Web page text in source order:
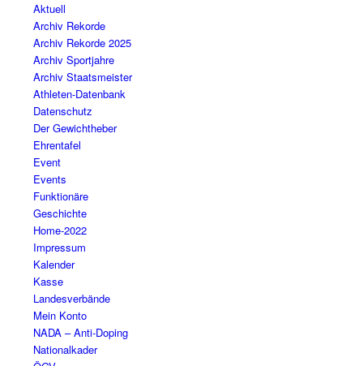
Aktuell
Archiv Rekorde
Archiv Rekorde 2025
Archiv Sportjahre
Archiv Staatsmeister
Athleten-Datenbank
Datenschutz
Der Gewichtheber
Ehrentafel
Event
Events
Funktionäre
Geschichte
Home-2022
Impressum
Kalender
Kasse
Landesverbände
Mein Konto
NADA – Anti-Doping
Nationalkader